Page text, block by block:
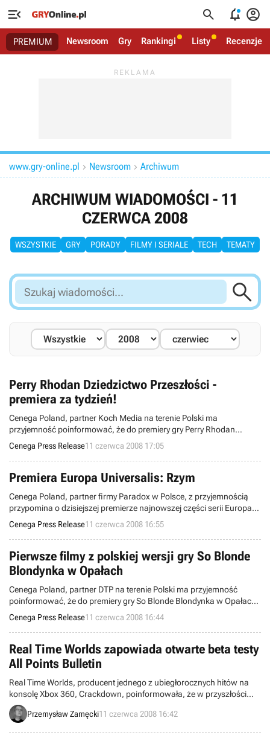
   
PREMIUM Newsroom Gry Rankingi Listy Recenzje
www.gry-online.pl  Newsroom  Archiwum
ARCHIWUM WIADOMOŚCI - 11
CZERWCA 2008
WSZYSTKIE GRY PORADY FILMY I SERIALE TECH TEMATY
Szukaj
wiadomości...

Perry Rhodan Dziedzictwo Przeszłości -
premiera za tydzień!
Cenega Poland, partner Koch Media na terenie Polski ma
przyjemność poinformować, że do premiery gry Perry Rhodan
Dziedzictwo Przeszłości, pozostał dokładnie tydzień.
Cenega Press Release11 czerwca 2008 17:05
Premiera Europa Universalis: Rzym
Cenega Poland, partner firmy Paradox w Polsce, z przyjemnością
przypomina o dzisiejszej premierze najnowszej części serii Europa
Universalis.
Cenega Press Release11 czerwca 2008 16:55
Pierwsze filmy z polskiej wersji gry So Blonde
Blondynka w Opałach
Cenega Poland, partner DTP na terenie Polski ma przyjemność
poinformować, że do premiery gry So Blonde Blondynka w Opałach
pozostał już tylko tydzień.
Cenega Press Release11 czerwca 2008 16:44
Real Time Worlds zapowiada otwarte beta testy
All Points Bulletin
Real Time Worlds, producent jednego z ubiegłorocznych hitów na
konsolę Xbox 360, Crackdown, poinformowała, że w przyszłości
planuje otwarte beta testy swojej nowej gry MMO zatytułowanej All
Points Bulletin.
Przemysław Zamęcki11 czerwca 2008 16:42